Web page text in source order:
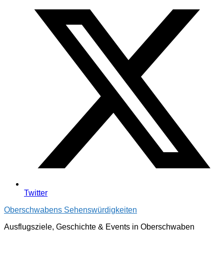
Twitter
Oberschwabens Sehenswürdigkeiten
Ausflugsziele, Geschichte & Events in Oberschwaben